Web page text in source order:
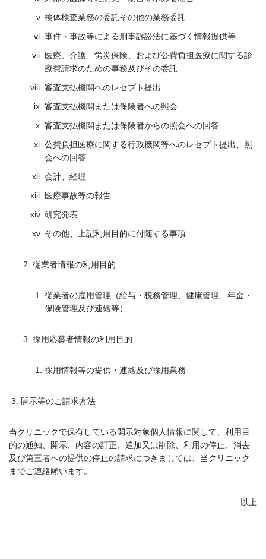
検体検査業務の委託その他の業務委託
事件・事故等による刑事訴訟法に基づく情報提供等
医療、介護、労災保険、および公費負担医療に関する診
療費請求のための事務及びその委託
審査支払機関へのレセプト提出
審査支払機関または保険者への照会
審査支払機関または保険者からの照会への回答
公費負担医療に関する行政機関等へのレセプト提出、照
会への回答
会計、経理
医療事故等の報告
研究発表
その他、上記利用目的に付随する事項
従業者情報の利用目的
従業者の雇用管理（給与・税務管理、健康管理、年金・
保険管理及び連絡等）
採用応募者情報の利用目的
採用情報等の提供・連絡及び採用業務
開示等のご請求方法
当クリニックで保有している開示対象個人情報に関して、利用目
的の通知、開示、内容の訂正、追加又は削除、利用の停止、消去
及び第三者への提供の停止の請求につきましては、当クリニック
までご連絡願います。
以上